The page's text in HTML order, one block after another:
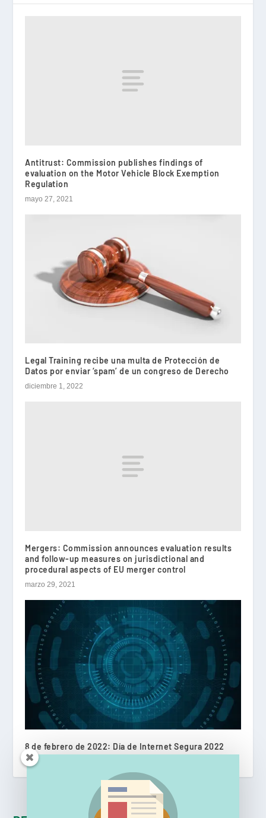
Antitrust: Commission publishes findings of
evaluation on the Motor Vehicle Block Exemption
Regulation
mayo 27, 2021
Legal Training recibe una multa de Protección de
Datos por enviar ‘spam’ de un congreso de Derecho
diciembre 1, 2022
Mergers: Commission announces evaluation results
and follow-up measures on jurisdictional and
procedural aspects of EU merger control
marzo 29, 2021
8 de febrero de 2022: Día de Internet Segura 2022
febrero 8, 2022